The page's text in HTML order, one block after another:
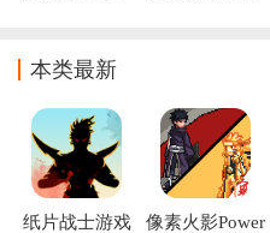
本类最新
纸片战士游戏
像素火影Power